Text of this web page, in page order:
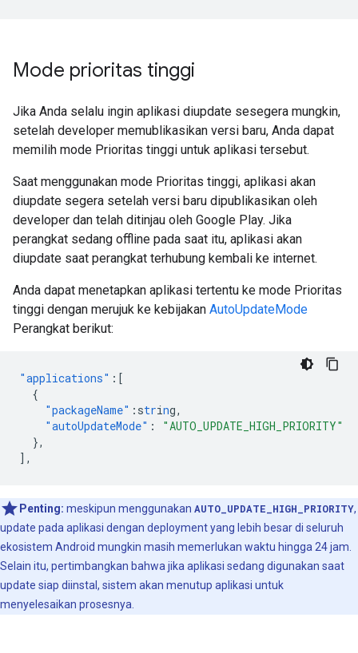
Mode prioritas tinggi
Jika Anda selalu ingin aplikasi diupdate sesegera mungkin,
setelah developer memublikasikan versi baru, Anda dapat
memilih mode Prioritas tinggi untuk aplikasi tersebut.
Saat menggunakan mode Prioritas tinggi, aplikasi akan
diupdate segera setelah versi baru dipublikasikan oleh
developer dan telah ditinjau oleh Google Play. Jika
perangkat sedang offline pada saat itu, aplikasi akan
diupdate saat perangkat terhubung kembali ke internet.
Anda dapat menetapkan aplikasi tertentu ke mode Prioritas
tinggi dengan merujuk ke kebijakan AutoUpdateMode
Perangkat berikut:
"applications" :[
{
"packageName" : string,
"autoUpdateMode" :
"AUTO_UPDATE_HIGH_PRIORITY"
},
],
Penting: meskipun menggunakan AUTO_UPDATE_HIGH_PRIORITY,
update pada aplikasi dengan deployment yang lebih besar di seluruh
ekosistem Android mungkin masih memerlukan waktu hingga 24 jam.
Selain itu, pertimbangkan bahwa jika aplikasi sedang digunakan saat
update siap diinstal, sistem akan menutup aplikasi untuk
menyelesaikan prosesnya.